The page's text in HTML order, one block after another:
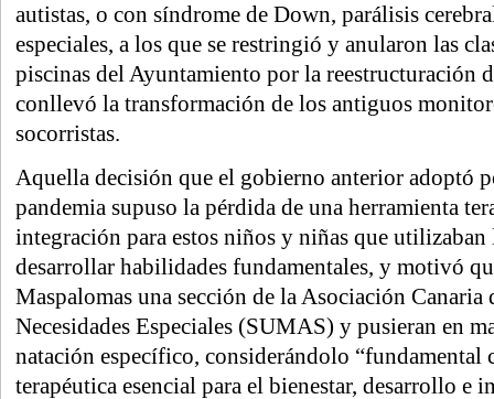
autistas, o con síndrome de Down, parálisis
especiales, a los que se restringió y anularon las
piscinas del Ayuntamiento por la reestructuración
conllevó la transformación de los antiguos
socorristas.
Aquella decisión que el gobierno anterior adoptó
pandemia supuso la pérdida de una herramienta
integración para estos niños y niñas que utilizaban
desarrollar habilidades fundamentales, y motivó
Maspalomas una sección de la Asociación Canaria
Necesidades Especiales (SUMAS) y pusieran en
natación específico, considerándolo “fundamental
terapéutica esencial para el bienestar, desarrollo e